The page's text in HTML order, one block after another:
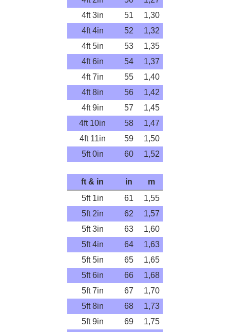
4ft 3in
51
1,30
4ft 4in
52
1,32
4ft 5in
53
1,35
4ft 6in
54
1,37
4ft 7in
55
1,40
4ft 8in
56
1,42
4ft 9in
57
1,45
4ft 10in
58
1,47
4ft 11in
59
1,50
5ft 0in
60 1,52
ft & in in
m
5ft 1in
61
1,55
5ft 2in
62
1,57
5ft 3in
63
1,60
5ft 4in
64
1,63
5ft 5in
65
1,65
5ft 6in
66
1,68
5ft 7in
67
1,70
5ft 8in
68
1,73
5ft 9in
69
1,75